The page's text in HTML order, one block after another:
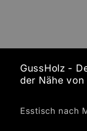
GussHolz -
der Nähe
Esstisch nach